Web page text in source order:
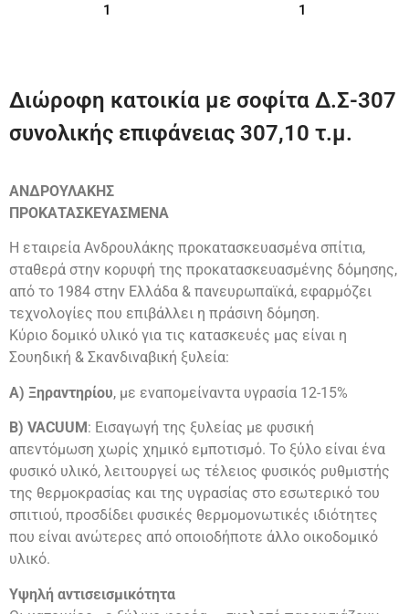
1
1
Διώροφη κατοικία με σοφίτα Δ.Σ-307
συνολικής επιφάνειας 307,10 τ.μ.
ΑΝΔΡΟΥΛΑΚΗΣ
ΠΡΟΚΑΤΑΣΚΕΥΑΣΜΕΝΑ
Η εταιρεία Ανδρουλάκης προκατασκευασμένα σπίτια,
σταθερά στην κορυφή της προκατασκευασμένης δόμησης,
από το 1984 στην Ελλάδα & πανευρωπαϊκά, εφαρμόζει
τεχνολογίες που επιβάλλει η πράσινη δόμηση.
Κύριο δομικό υλικό για τις κατασκευές μας είναι η
Σουηδική & Σκανδιναβική ξυλεία:
Α) Ξηραντηρίου, με εναπομείναντα υγρασία 12-15%
Β) VACUUM : Εισαγωγή της ξυλείας με φυσική
απεντόμωση χωρίς χημικό εμποτισμό. Το ξύλο είναι ένα
φυσικό υλικό, λειτουργεί ως τέλειος φυσικός ρυθμιστής
της θερμοκρασίας και της υγρασίας στο εσωτερικό του
σπιτιού, προσδίδει φυσικές θερμομονωτικές ιδιότητες
που είναι ανώτερες από οποιοδήποτε άλλο οικοδομικό
υλικό.
Υψηλή αντισεισμικότητα